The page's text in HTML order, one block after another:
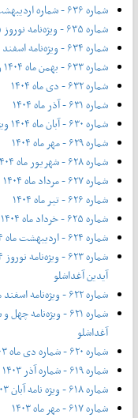
شماره ۶۳۶ - شماره اردیبهشت ۱۴۰۵
شماره ۶۳۵ - ویژه‌نامه نوروز ۱۴۰۵ / پرونده یک موضوع: عکاسی و نفت
شماره ۶۳۴ - ویژه‌نامه اسفند ماه
شماره ۶۳۳ - بهمن ماه ۱۴۰۴ ویژه‌نامه چهل‌ و‌ چهارمین جشنواره فیلم فجر
شماره ۶۳۲ - دی ماه ۱۴۰۴
شماره ۶۳۱ - آذر ماه ۱۴۰۴
شماره ۶۳۰ - آبان ماه ۱۴۰۴ ویژه‌نامه فیلم‌کوتاه
شماره ۶۲۹ - مهر ماه ۱۴۰۴
شماره ۶۲۸ - شهریور ماه ۱۴۰۴ ویژه‌نامه روز ملی سینما
شماره ۶۲۷ - مرداد ماه ۱۴۰۴
شماره ۶۲۶ - تیر ماه ۱۴۰۴
شماره ۶۲۵ - خرداد ماه ۱۴۰۴
شماره ۶۲۴ - اردیبهشت ماه ۱۴۰۴
آیدین آغداشلو
شماره ۶۲۲ - ویژه‌نامه اسفند ماه / سردبیر افتخاری: آیدین آغداشلو
شماره ۶۲۱ -
آغداشلو
شماره ۶۲۰ - شماره دی ماه ۱۴۰۳
شماره ۶۱۹ - شماره آذر ۱۴۰۳
شماره ۶۱۸ - ویژه نامه آبان ۱۴۰۳ / پرونده یک موضوع: سینماکتاب
شماره ۶۱۷ - مهر ماه ۱۴۰۳